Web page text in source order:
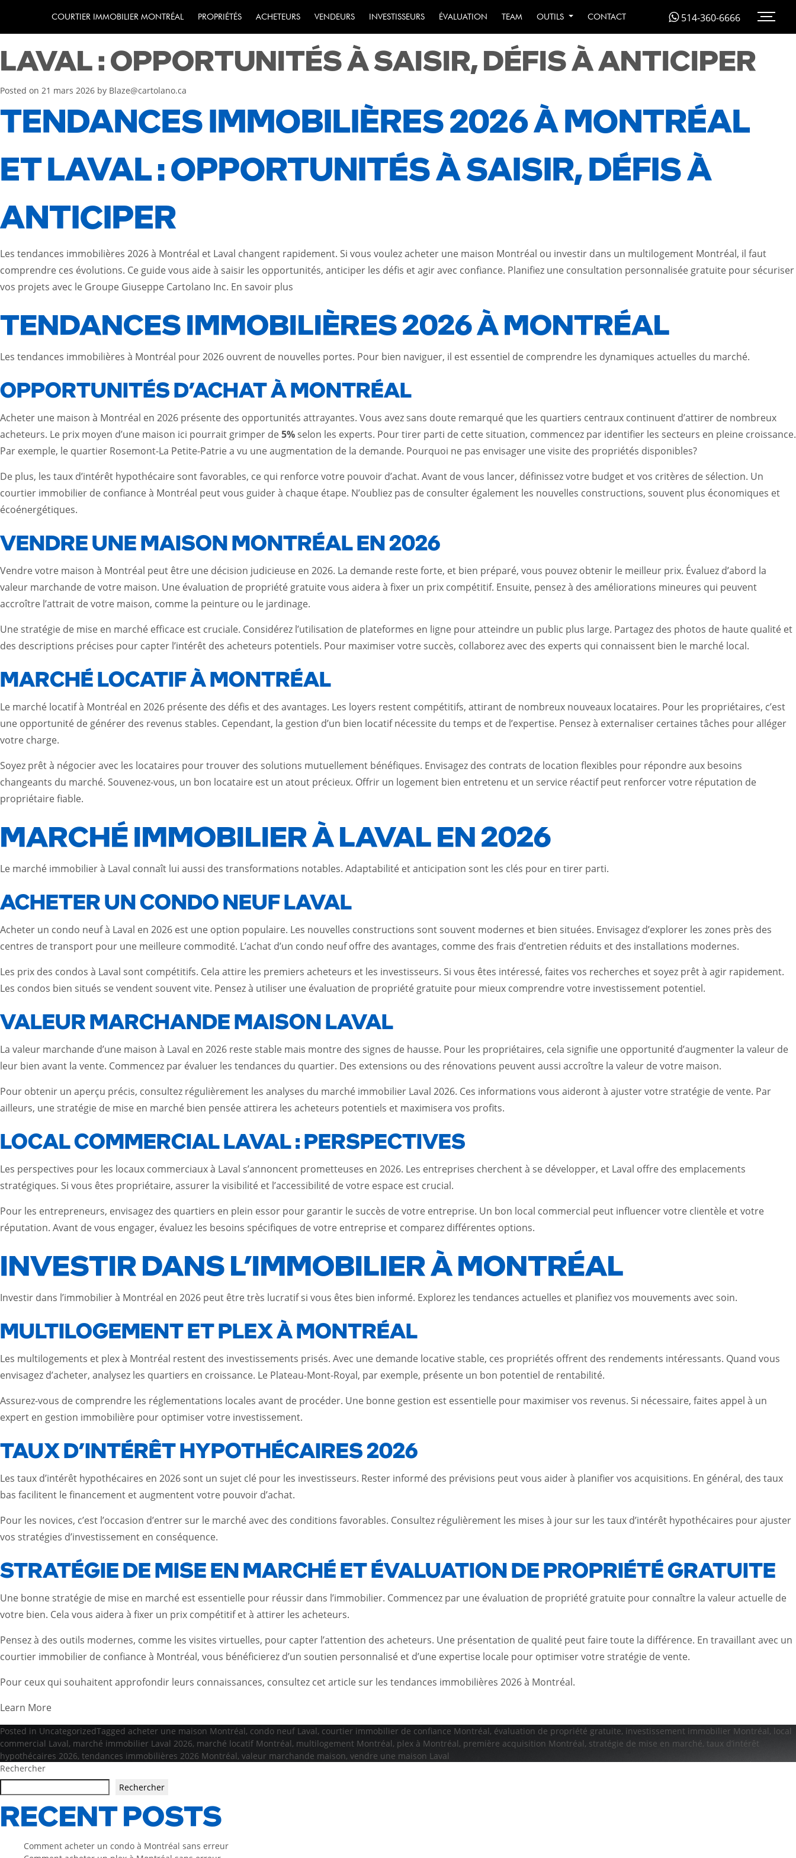
COURTIER IMMOBILIER MONTRÉAL PROPRIÉTÉS ACHETEURS VENDEURS INVESTISSEURS ÉVALUATION TEAM OUTILS CONTACT 514-360-6666
TENDANCES IMMOBILIÈRES 2026 À MONTRÉAL ET
LAVAL : OPPORTUNITÉS À SAISIR, DÉFIS À ANTICIPER
Posted on 21 mars 2026 by Blaze@cartolano.ca
TENDANCES IMMOBILIÈRES 2026 À MONTRÉAL
ET LAVAL : OPPORTUNITÉS À SAISIR, DÉFIS À
ANTICIPER
Les tendances immobilières 2026 à Montréal et Laval changent rapidement. Si vous voulez acheter une maison Montréal ou investir dans un multilogement Montréal, il faut
comprendre ces évolutions. Ce guide vous aide à saisir les opportunités, anticiper les défis et agir avec confiance. Planifiez une consultation personnalisée gratuite pour sécuriser
vos projets avec le Groupe Giuseppe Cartolano Inc. En savoir plus
TENDANCES IMMOBILIÈRES 2026 À MONTRÉAL
Les tendances immobilières à Montréal pour 2026 ouvrent de nouvelles portes. Pour bien naviguer, il est essentiel de comprendre les dynamiques actuelles du marché.
OPPORTUNITÉS D’ACHAT À MONTRÉAL
Acheter une maison à Montréal en 2026 présente des opportunités attrayantes. Vous avez sans doute remarqué que les quartiers centraux continuent d’attirer de nombreux
acheteurs. Le prix moyen d’une maison ici pourrait grimper de5% selon les experts. Pour tirer parti de cette situation, commencez par identifier les secteurs en pleine croissance.
Par exemple, le quartier Rosemont-La Petite-Patrie a vu une augmentation de la demande. Pourquoi ne pas envisager une visite des propriétés disponibles?
De plus, les taux d’intérêt hypothécaire sont favorables, ce qui renforce votre pouvoir d’achat. Avant de vous lancer, définissez votre budget et vos critères de sélection. Un
courtier immobilier de confiance à Montréal peut vous guider à chaque étape. N’oubliez pas de consulter également les nouvelles constructions, souvent plus économiques et
écoénergétiques.
VENDRE UNE MAISON MONTRÉAL EN 2026
Vendre votre maison à Montréal peut être une décision judicieuse en 2026. La demande reste forte, et bien préparé, vous pouvez obtenir le meilleur prix. Évaluez d’abord la
valeur marchande de votre maison. Une évaluation de propriété gratuite vous aidera à fixer un prix compétitif. Ensuite, pensez à des améliorations mineures qui peuvent
accroître l’attrait de votre maison, comme la peinture ou le jardinage.
Une stratégie de mise en marché efficace est cruciale. Considérez l’utilisation de plateformes en ligne pour atteindre un public plus large. Partagez des photos de haute qualité et
des descriptions précises pour capter l’intérêt des acheteurs potentiels. Pour maximiser votre succès, collaborez avec des experts qui connaissent bien le marché local.
MARCHÉ LOCATIF À MONTRÉAL
Le marché locatif à Montréal en 2026 présente des défis et des avantages. Les loyers restent compétitifs, attirant de nombreux nouveaux locataires. Pour les propriétaires, c’est
une opportunité de générer des revenus stables. Cependant, la gestion d’un bien locatif nécessite du temps et de l’expertise. Pensez à externaliser certaines tâches pour alléger
votre charge.
Soyez prêt à négocier avec les locataires pour trouver des solutions mutuellement bénéfiques. Envisagez des contrats de location flexibles pour répondre aux besoins
changeants du marché. Souvenez-vous, un bon locataire est un atout précieux. Offrir un logement bien entretenu et un service réactif peut renforcer votre réputation de
propriétaire fiable.
MARCHÉ IMMOBILIER À LAVAL EN 2026
Le marché immobilier à Laval connaît lui aussi des transformations notables. Adaptabilité et anticipation sont les clés pour en tirer parti.
ACHETER UN CONDO NEUF LAVAL
Acheter un condo neuf à Laval en 2026 est une option populaire. Les nouvelles constructions sont souvent modernes et bien situées. Envisagez d’explorer les zones près des
centres de transport pour une meilleure commodité. L’achat d’un condo neuf offre des avantages, comme des frais d’entretien réduits et des installations modernes.
Les prix des condos à Laval sont compétitifs. Cela attire les premiers acheteurs et les investisseurs. Si vous êtes intéressé, faites vos recherches et soyez prêt à agir rapidement.
Les condos bien situés se vendent souvent vite. Pensez à utiliser une évaluation de propriété gratuite pour mieux comprendre votre investissement potentiel.
VALEUR MARCHANDE MAISON LAVAL
La valeur marchande d’une maison à Laval en 2026 reste stable mais montre des signes de hausse. Pour les propriétaires, cela signifie une opportunité d’augmenter la valeur de
leur bien avant la vente. Commencez par évaluer les tendances du quartier. Des extensions ou des rénovations peuvent aussi accroître la valeur de votre maison.
Pour obtenir un aperçu précis, consultez régulièrement les analyses du marché immobilier Laval 2026. Ces informations vous aideront à ajuster votre stratégie de vente. Par
ailleurs, une stratégie de mise en marché bien pensée attirera les acheteurs potentiels et maximisera vos profits.
LOCAL COMMERCIAL LAVAL : PERSPECTIVES
Les perspectives pour les locaux commerciaux à Laval s’annoncent prometteuses en 2026. Les entreprises cherchent à se développer, et Laval offre des emplacements
stratégiques. Si vous êtes propriétaire, assurer la visibilité et l’accessibilité de votre espace est crucial.
Pour les entrepreneurs, envisagez des quartiers en plein essor pour garantir le succès de votre entreprise. Un bon local commercial peut influencer votre clientèle et votre
réputation. Avant de vous engager, évaluez les besoins spécifiques de votre entreprise et comparez différentes options.
INVESTIR DANS L’IMMOBILIER À MONTRÉAL
Investir dans l’immobilier à Montréal en 2026 peut être très lucratif si vous êtes bien informé. Explorez les tendances actuelles et planifiez vos mouvements avec soin.
MULTILOGEMENT ET PLEX À MONTRÉAL
Les multilogements et plex à Montréal restent des investissements prisés. Avec une demande locative stable, ces propriétés offrent des rendements intéressants. Quand vous
envisagez d’acheter, analysez les quartiers en croissance. Le Plateau-Mont-Royal, par exemple, présente un bon potentiel de rentabilité.
Assurez-vous de comprendre les réglementations locales avant de procéder. Une bonne gestion est essentielle pour maximiser vos revenus. Si nécessaire, faites appel à un
expert en gestion immobilière pour optimiser votre investissement.
TAUX D’INTÉRÊT HYPOTHÉCAIRES 2026
Les taux d’intérêt hypothécaires en 2026 sont un sujet clé pour les investisseurs. Rester informé des prévisions peut vous aider à planifier vos acquisitions. En général, des taux
bas facilitent le financement et augmentent votre pouvoir d’achat.
Pour les novices, c’est l’occasion d’entrer sur le marché avec des conditions favorables. Consultez régulièrement les mises à jour sur les taux d’intérêt hypothécaires pour ajuster
vos stratégies d’investissement en conséquence.
STRATÉGIE DE MISE EN MARCHÉ ET ÉVALUATION DE PROPRIÉTÉ GRATUITE
Une bonne stratégie de mise en marché est essentielle pour réussir dans l’immobilier. Commencez par une évaluation de propriété gratuite pour connaître la valeur actuelle de
votre bien. Cela vous aidera à fixer un prix compétitif et à attirer les acheteurs.
Pensez à des outils modernes, comme les visites virtuelles, pour capter l’attention des acheteurs. Une présentation de qualité peut faire toute la différence. En travaillant avec un
courtier immobilier de confiance à Montréal, vous bénéficierez d’un soutien personnalisé et d’une expertise locale pour optimiser votre stratégie de vente.
Pour ceux qui souhaitent approfondir leurs connaissances, consultez cet article sur les tendances immobilières 2026 à Montréal.
Learn More
Posted in UncategorizedTagged acheter une maison Montréal, condo neuf Laval, courtier immobilier de confiance Montréal, évaluation de propriété gratuite, investissement immobilier Montréal, local
commercial Laval, marché immobilier Laval 2026, marché locatif Montréal, multilogement Montréal, plex à Montréal, première acquisition Montréal, stratégie de mise en marché, taux d’intérêt
hypothécaires 2026, tendances immobilières 2026 Montréal, valeur marchande maison, vendre une maison Laval
Rechercher
Rechercher
RECENT POSTS
Comment acheter un condo à Montréal sans erreur